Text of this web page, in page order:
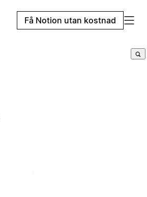
Få Notion utan kostnad